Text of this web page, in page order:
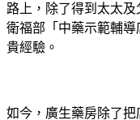
路上，除了得到太太
衛福部「中藥示範輔
貴經驗。
如今，廣生藥房除了